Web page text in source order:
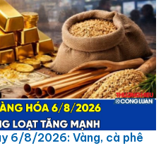
6/8/2026: Vàng, cà phê